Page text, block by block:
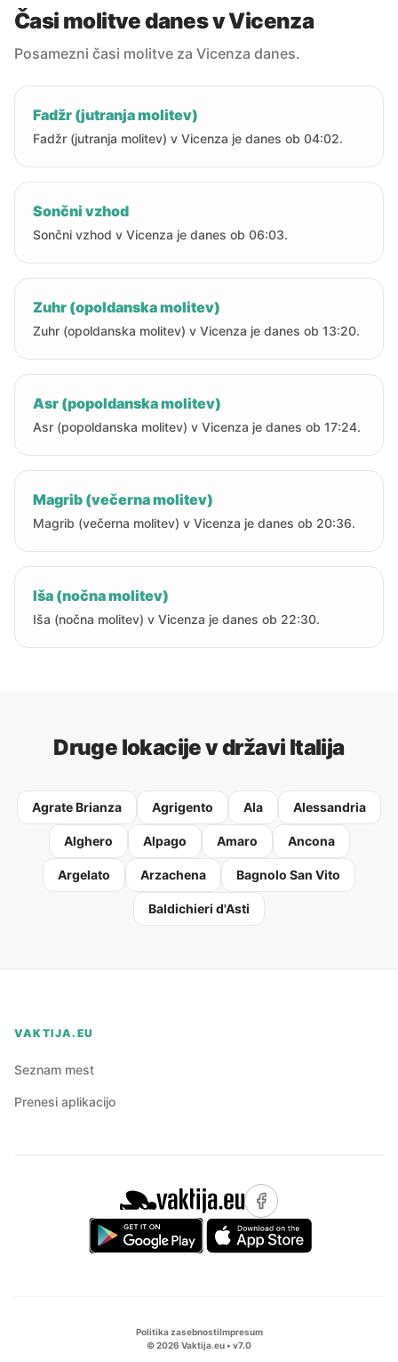
Časi molitve danes v Vicenza
Posamezni časi molitve za Vicenza danes.
Fadžr (jutranja molitev)
Fadžr (jutranja molitev) v Vicenza je danes ob 04:02.
Sončni vzhod
Sončni vzhod v Vicenza je danes ob 06:03.
Zuhr (opoldanska molitev)
Zuhr (opoldanska molitev) v Vicenza je danes ob 13:20.
Asr (popoldanska molitev)
Asr (popoldanska molitev) v Vicenza je danes ob 17:24.
Magrib (večerna molitev)
Magrib (večerna molitev) v Vicenza je danes ob 20:36.
Iša (nočna molitev)
Iša (nočna molitev) v Vicenza je danes ob 22:30.
Druge lokacije v državi Italija
Agrate Brianza Agrigento Ala Alessandria
Alghero Alpago Amaro Ancona
Argelato Arzachena Bagnolo San Vito
Baldichieri d'Asti
VAKTIJA.EU
Seznam mest
Prenesi aplikacijo
Politika zasebnostiImpresum
©2026 Vaktija.eu • v7.0